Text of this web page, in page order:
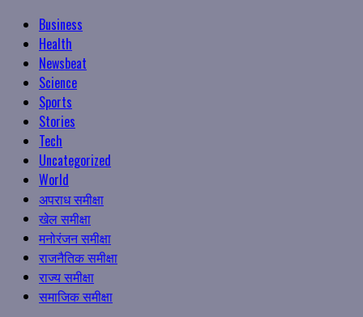
Business
Health
Newsbeat
Science
Sports
Stories
Tech
Uncategorized
World
अपराध समीक्षा
खेल समीक्षा
मनोरंजन समीक्षा
राजनैतिक समीक्षा
राज्य समीक्षा
समाजिक समीक्षा